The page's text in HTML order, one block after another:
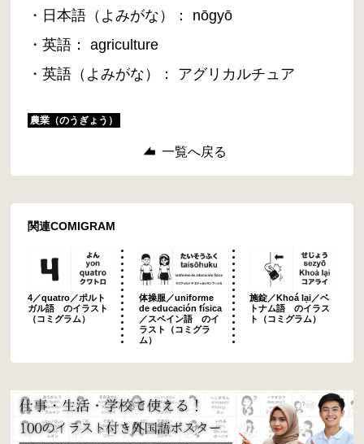
・日本語（よみがな）： nōgyō
・英語： agriculture
・英語（よみがな）： アグリカルチュア
農業（のうぎょう）
一覧へ戻る
関連COMIGRAM
4／quatro／ポルト
ガル語 のイラスト
（コミグラム）
体操服／uniforme
de educación física
／スペイン語 のイ
ラスト（コミグラ
ム）
施錠／Khoá lại／ベ
トナム語 のイラス
ト（コミグラム）